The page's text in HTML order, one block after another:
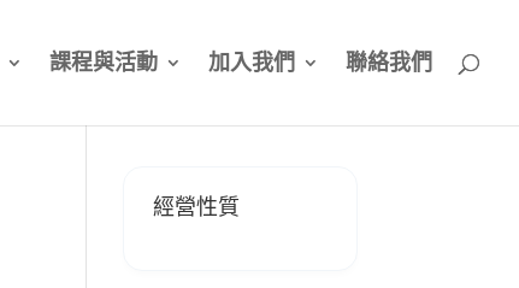
課程與活動 加入我們 聯絡我們
經營性質